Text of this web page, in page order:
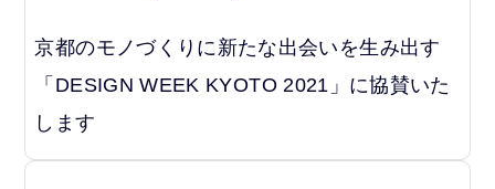
京都のモノづくりに新たな出会いを生み出す
「DESIGN WEEK KYOTO 2021」に協賛いた
します